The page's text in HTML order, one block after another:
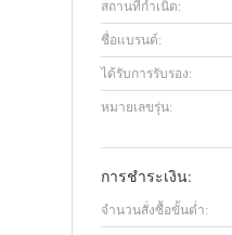
สถานที่กำเนิด:
ชื่อแบรนด์:
ได้รับการรับรอง:
หมายเลขรุ่น:
การชำระเงิน:
จำนวนสั่งซื้อขั้นต่ำ: